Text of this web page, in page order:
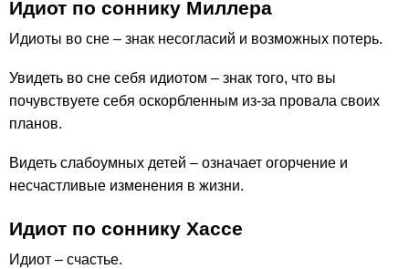
Идиот по cоннику Миллера
Идиоты во сне – знак несогласий и возможных потерь.
Увидеть во сне себя идиотом – знак того, что вы
почувствуете себя оскорбленным из-за провала своих
планов.
Видеть слабоумных детей – означает огорчение и
несчастливые изменения в жизни.
Идиот по соннику Хассе
Идиот – счастье.